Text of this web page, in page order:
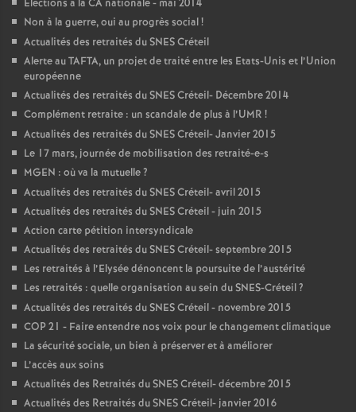
Elections à la CA nationale - mai 2014
Non à la guerre, oui au progrès social!
Actualités des retraités duSNESCréteil
Alerte auTAFTA, un projet de traité entre les Etats-Unis et l’Union
européenne
Actualités des retraités duSNESCréteil- Décembre 2014
Complément retraite : un scandale de plus à l’UMR !
Actualités des retraités duSNESCréteil- Janvier 2015
Le 17 mars, journée de mobilisation des retraité-e-s
MGEN : où va la mutuelle?
Actualités des retraités duSNESCréteil- avril 2015
Actualités des retraités duSNESCréteil - juin 2015
Action carte pétition intersyndicale
Actualités des retraités duSNESCréteil- septembre 2015
Les retraités à l’Elysée dénoncent la poursuite de l’austérité
Les retraités : quelle organisation au sein duSNES-Créteil?
Actualités des retraités duSNESCréteil - novembre 2015
COP21 - Faire entendre nos voix pour le changement climatique
La sécurité sociale, un bien à préserver et à améliorer
L’accès aux soins
Actualités des Retraités duSNESCréteil- décembre 2015
Actualités des Retraités duSNESCréteil- janvier 2016